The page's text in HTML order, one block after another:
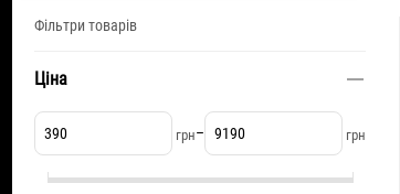
Фільтри товарів
Ціна
грн– грн